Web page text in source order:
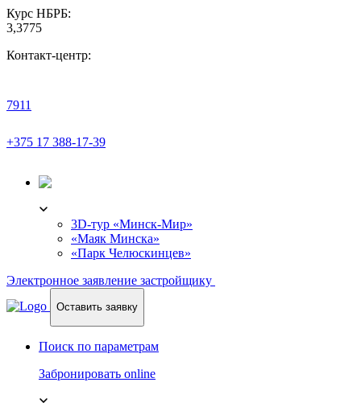
Курс НБРБ:
3,3775
Контакт-центр:
7911
+375 17 388-17-39
3D-тур «Минск-Мир»
«Маяк Минска»
«Парк Челюскинцев»
Электронное заявление застройщику
Оставить заявку
Поиск по параметрам
Забронировать online